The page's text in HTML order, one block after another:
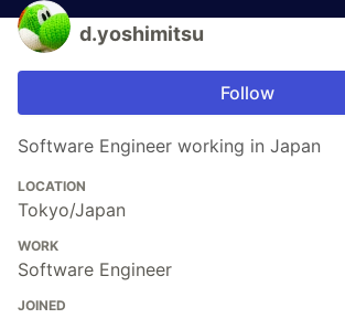
d.yoshimitsu
Follow
Software Engineer working in Japan
LOCATION
Tokyo/Japan
WORK
Software Engineer
JOINED